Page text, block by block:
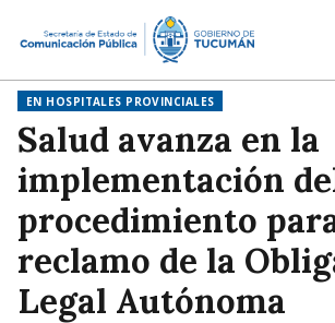
EN HOSPITALES PROVINCIALES
Salud avanza en la
implementación
procedimiento
reclamo de la
Legal Autónoma